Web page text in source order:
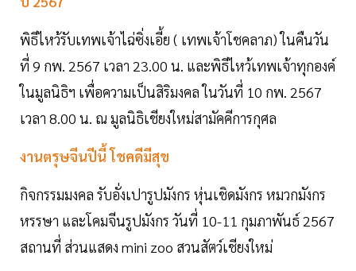
พิธีไหว้รับเทพเจ้าไฉ่ซิ่งเอี้ย ( เทพเจ้าโชคลาภ) ในคืนวัน
ที่ 9 กพ. 2567 เวลา 23.00 น. และพิธีไหว้เทพเจ้าทุกองค์
ในมูลนิธิฯ เพื่อความเป็นสิริมงคล ในวันที่ 10 กพ. 2567
เวลา 8.00 น. ณ มูลนิธิเชียงใหม่สามัคคีการกุศล
งานตรุษจีนปีนี้ โชคดีมีสุข
กิจกรรมมงคล รับอั่งเปารูปมังกร หุ่นเชิดมังกร หมวกมังกร
หรรษา และโคมจีนรูปมังกร วันที่ 10-11 กุมภาพันธ์ 2567
สถานที่ ส่วนแสดง mini zoo สวนสัตว์เชียงใหม่